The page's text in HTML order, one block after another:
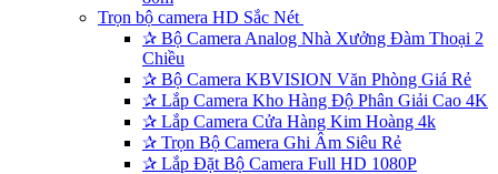
Trọn bộ camera HD Sắc Nét
✰ Bộ Camera Analog Nhà Xưởng Đàm Thoại 2
Chiều
✰ Bộ Camera KBVISION Văn Phòng Giá Rẻ
✰ Lắp Camera Kho Hàng Độ Phân Giải Cao 4K
✰ Lắp Camera Cửa Hàng Kim Hoàng 4k
✰ Trọn Bộ Camera Ghi Âm Siêu Rẻ
✰ Lắp Đặt Bộ Camera Full HD 1080P